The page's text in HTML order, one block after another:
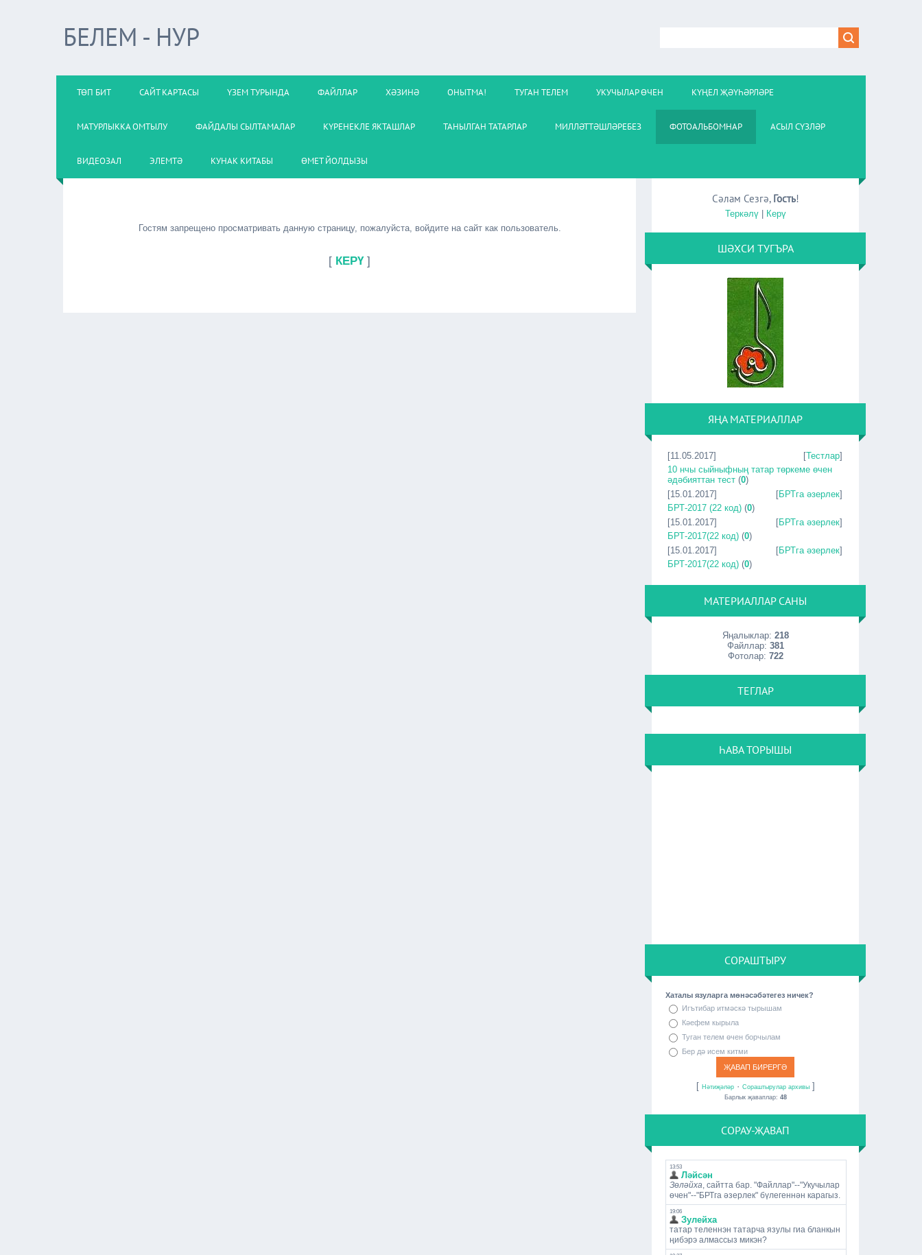
БЕЛЕМ - НУР
ТӨП БИТ САЙТ КАРТАСЫ ҮЗЕМ ТУРЫНДА ФАЙЛЛАР ХӘЗИНӘ ОНЫТМА! ТУГАН ТЕЛЕМ УКУЧЫЛАР ӨЧЕН КҮҢЕЛ ҖӘҮҺӘРЛӘРЕ
МАТУРЛЫККА ОМТЫЛУ ФАЙДАЛЫ СЫЛТАМАЛАР КҮРЕНЕКЛЕ ЯКТАШЛАР ТАНЫЛГАН ТАТАРЛАР МИЛЛӘТТӘШЛӘРЕБЕЗ ФОТОАЛЬБОМНАР АСЫЛ СҮЗЛӘР
ВИДЕОЗАЛ ЭЛЕМТӘ КУНАК КИТАБЫ ӨМЕТ ЙОЛДЫЗЫ
Гостям запрещено просматривать данную страницу, пожалуйста, войдите на сайт как пользователь.
[ КЕРҮ]
Сәлам Сезгә, Гость!
Теркәлү| Керү
ШӘХСИ ТУГЪРА
ЯҢА МАТЕРИАЛЛАР
[11.05.2017] [Тестлар]
10 нчы сыйныфның татар төркеме өчен
әдәбияттан тест (0)
[15.01.2017]
[БРТга әзерлек]
БРТ-2017 (22 код) (0)
[15.01.2017]
[БРТга әзерлек]
БРТ-2017(22 код) (0)
[15.01.2017]
[БРТга әзерлек]
БРТ-2017(22 код) (0)
МАТЕРИАЛЛАР САНЫ
Яңалыклар: 218
Файллар: 381
Фотолар: 722
ТЕГЛАР
ҺАВА ТОРЫШЫ
СОРАШТЫРУ
Хаталы язуларга мөнәсәбәтегез ничек?
Игътибар итмәскә тырышам
Кәефем кырыла
Туган телем өчен борчылам
Бер дә исем китми
[ Нәтиҗәләр· Сораштырулар архивы]
Барлык җаваплар: 48
СОРАУ-ҖАВАП